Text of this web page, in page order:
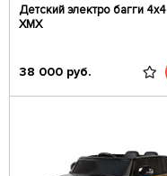
Детский электро багги 4x4
XMX
38 000 руб.